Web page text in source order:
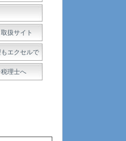
扱サイト
エクセルで
理士へ